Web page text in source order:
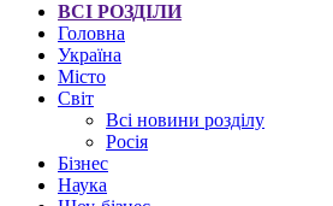
ВСІ РОЗДІЛИ
Головна
Україна
Місто
Світ
Всі новини розділу
Росія
Бізнес
Наука